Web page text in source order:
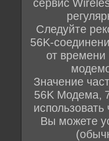
сервис
Следуйте
56K-
от времени
Значение
56K Модема,
Вы можете